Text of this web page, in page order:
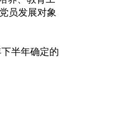
员发展对象
半年确定的